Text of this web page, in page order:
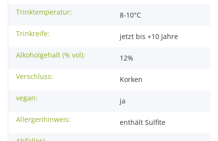
Trinktemperatur:
8-10°C
Trinkreife:
jetzt bis +10 Jahre
Alkoholgehalt (% vol):
12%
Verschluss:
Korken
vegan:
ja
Allergenhinweis:
enthält Sulfite